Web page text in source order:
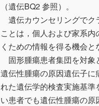
（遺伝BQ2 参照）。
遺伝カウンセリングで
ことは，個人および家系
くための情報を得る機会と
固形腫瘍患者集団を対象
遺伝性腫瘍の原因遺伝子
れた遺伝学的検査実施基
い患者でも遺伝性腫瘍の